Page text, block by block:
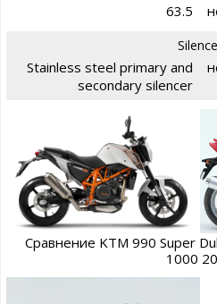
63.5
Stainless steel primary and
secondary silencer
Сравнение KTM 990 Super
1000